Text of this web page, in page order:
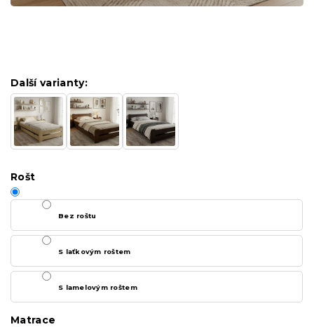
Další varianty:
Rošt
Bez roštu
S laťkovým roštem
S lamelovým roštem
Matrace